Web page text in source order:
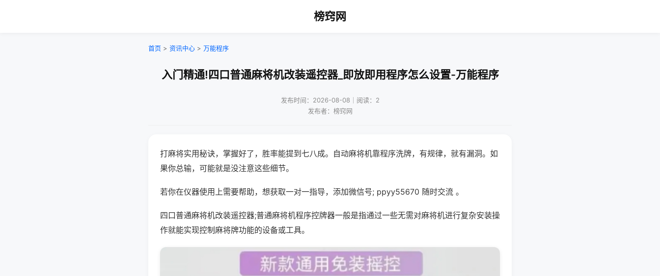
榜窍网
首页 > 资讯中心 > 万能程序
入门精通!四口普通麻将机改装遥控器_即放即用程序怎么设置-万能程序
发布时间：2026-08-08｜阅读：2
发布者：榜窍网
打麻将实用秘诀，掌握好了，胜率能提到七八成。自动麻将机靠程序洗牌，有规律，就有漏洞。如
果你总输，可能就是没注意这些细节。
若你在仪器使用上需要帮助，想获取一对一指导，添加微信号; ppyy55670 随时交流 。
四口普通麻将机改装遥控器;普通麻将机程序控牌器一般是指通过一些无需对麻将机进行复杂安装操
作就能实现控制麻将牌功能的设备或工具。